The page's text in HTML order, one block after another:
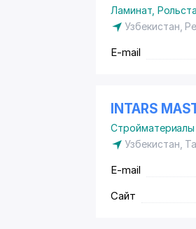
Ламинат,
Узбекистан,
E-mail
INTARS
Узбекистан,
E-mail
Сайт